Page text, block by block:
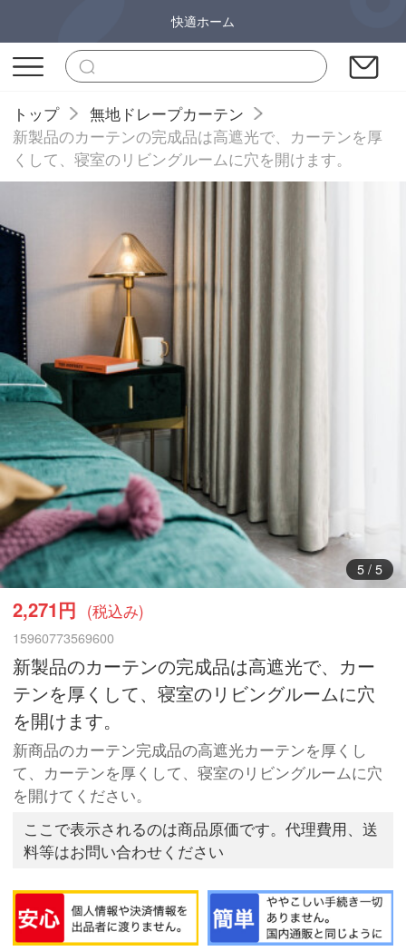
快適ホーム
トップ
無地ドレープカーテン
新製品のカーテンの完成品は高遮光で、カーテンを厚
くして、寝室のリビングルームに穴を開けます。
1/ 5
2,271円 (税込み)
15960773569600
新製品のカーテンの完成品は高遮光で、カー
テンを厚くして、寝室のリビングルームに穴
を開けます。
新商品のカーテン完成品の高遮光カーテンを厚くし
て、カーテンを厚くして、寝室のリビングルームに穴
を開けてください。
ここで表示されるのは商品原価です。代理費用、送
料等はお問い合わせください